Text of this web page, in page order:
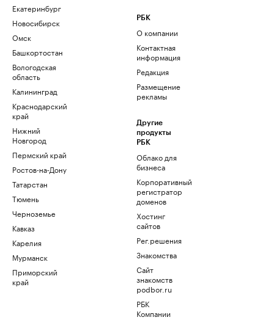
Екатеринбург
Новосибирск
Омск
Башкортостан
Вологодская
область
Калининград
Краснодарский
край
Нижний
Новгород
Пермский край
Ростов-на-Дону
Татарстан
Тюмень
Черноземье
Кавказ
Карелия
Мурманск
Приморский
край
РБК
О компании
Контактная
информация
Редакция
Размещение
рекламы
Другие
продукты
РБК
Облако для
бизнеса
Корпоративный
регистратор
доменов
Хостинг
сайтов
Рег.решения
Знакомства
Сайт
знакомств
podbor.ru
РБК
Компании